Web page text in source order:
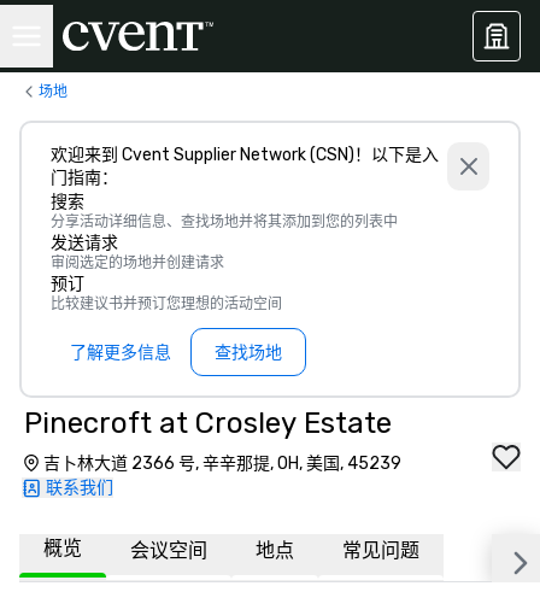
场地
欢迎来到 Cvent Supplier Network (CSN)！以下是入
门指南：
搜索
分享活动详细信息、查找场地并将其添加到您的列表中
发送请求
审阅选定的场地并创建请求
预订
比较建议书并预订您理想的活动空间
了解更多信息 查找场地
Pinecroft at Crosley Estate
吉卜林大道 2366 号, 辛辛那提, OH, 美国, 45239
联系我们
概览 会议空间 地点 常见问题